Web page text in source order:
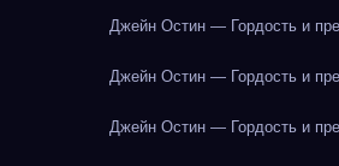
Джейн Остин — Гордость и
Джейн Остин — Гордость и
Джейн Остин — Гордость и